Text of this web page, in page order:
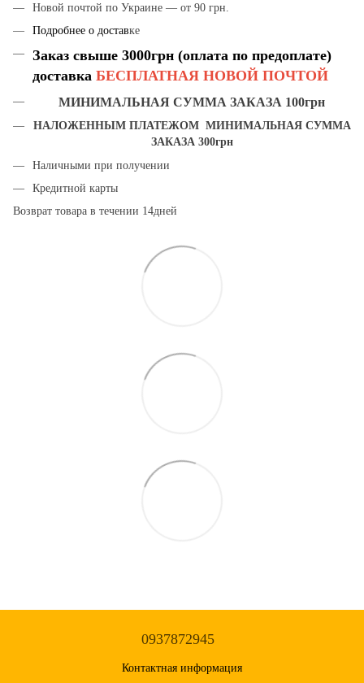
Новой почтой по Украине — от 90 грн.
Подробнее о доставке
Заказ свыше 3000грн (оплата по предоплате)
доставка БЕСПЛАТНАЯ НОВОЙ ПОЧТОЙ
МИНИМАЛЬНАЯ СУММА ЗАКАЗА 100грн
НАЛОЖЕННЫМ ПЛАТЕЖОМ МИНИМАЛЬНАЯ СУММА
ЗАКАЗА 300грн
Наличными при получении
Кредитной карты
Возврат товара в течении 14дней
0937872945
Контактная информация